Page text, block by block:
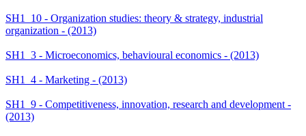
SH1_10 - Organization studies: theory & strategy, industrial
organization - (2013)
SH1_3 - Microeconomics, behavioural economics - (2013)
SH1_4 - Marketing - (2013)
SH1_9 - Competitiveness, innovation, research and development -
(2013)